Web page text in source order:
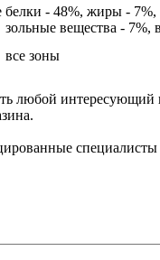
белки - 48%, жиры - 7%,
зольные вещества - 7%,
все зоны
любой интересующий
специалисты